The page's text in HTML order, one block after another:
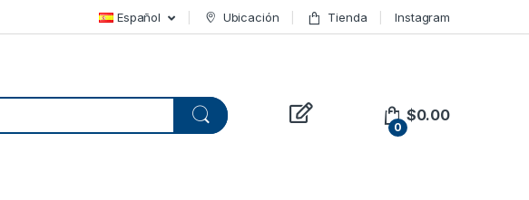
Español Ubicación Tienda Instagram
0
$0.00